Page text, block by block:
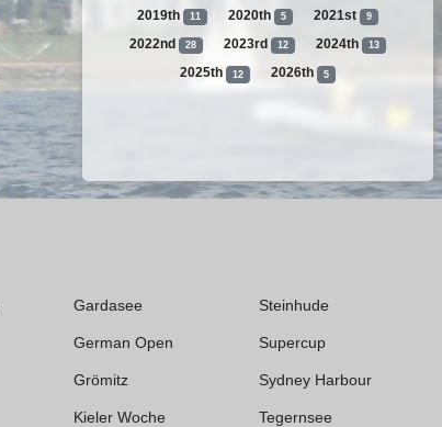
2019th 11 2020th 5 2021st 9
2022nd 28 2023rd 12 2024th 13
2025th 12 2026th 5
Gardasee
German Open
Grömitz
Kieler Woche
Steinhude
Supercup
Sydney Harbour
Tegernsee